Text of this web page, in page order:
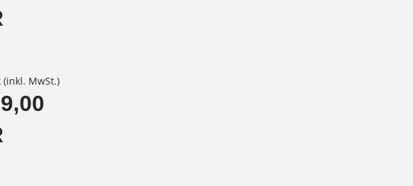
(inkl. MwSt.)